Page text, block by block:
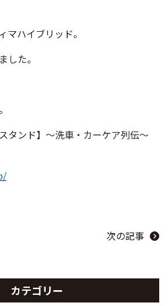
マハイブリッド。
した。
タンド】～洗車・カーケア列伝～
次の記事
カテゴリー